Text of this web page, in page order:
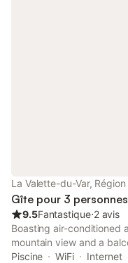
La Valette-du-Var,
Gîte pour 3 personnes
9.5Fantastique⋅2 avis
Boasting air-conditioned
mountain view and a
Var. This property offers
Piscine WiFi
Internet